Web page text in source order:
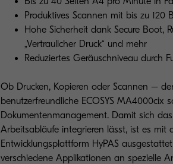
Produktives Scannen mit bis zu 120
Hohe Sicherheit dank Secure Boot,
„Vertraulicher Druck“ und mehr
Reduziertes Geräuschniveau durch
Ob Drucken, Kopieren oder Scannen –
benutzerfreundliche ECOSYS MA4000cix
Dokumentenmanagement. Damit sich
Arbeitsabläufe integrieren lässt, ist es mit
Entwicklungsplattform HyPAS
verschiedene Applikationen an spezielle